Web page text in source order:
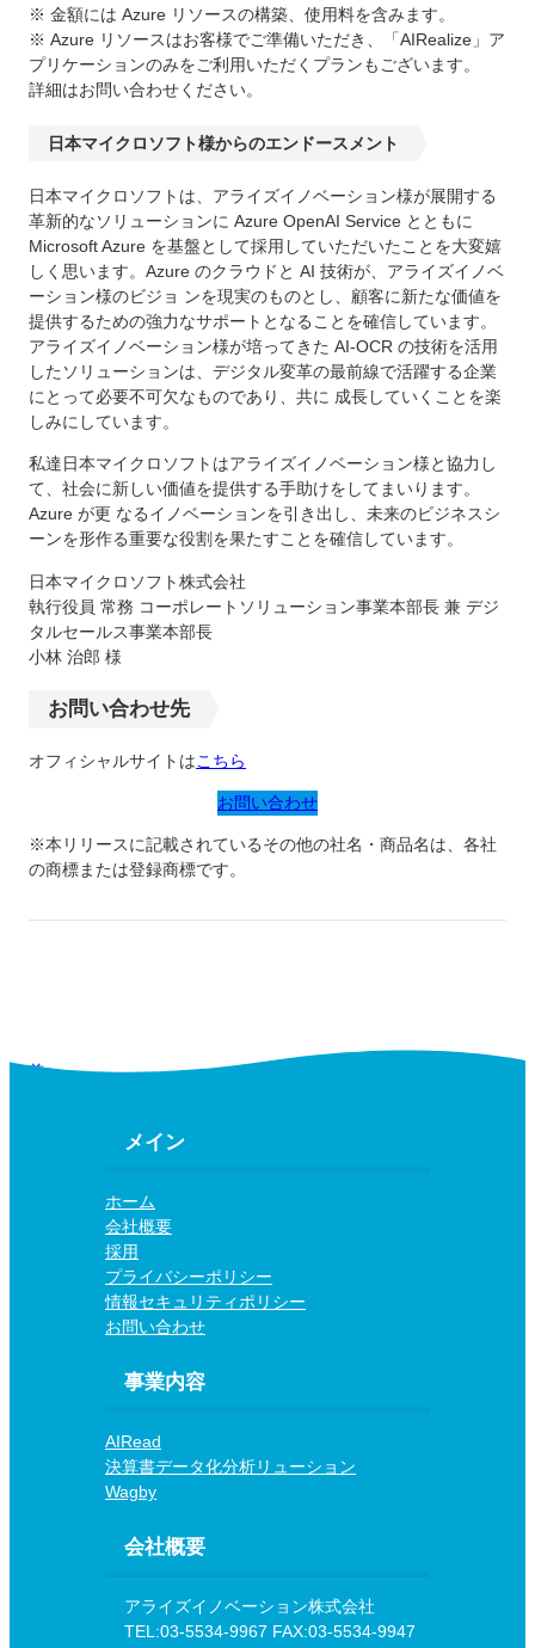
※ 金額には Azure リソースの構築、使用料を含みます。
※ Azure リソースはお客様でご準備いただき、「AIRealize」ア
プリケーションのみをご利用いただくプランもございます。
詳細はお問い合わせください。
日本マイクロソフト様からのエンドースメント
日本マイクロソフトは、アライズイノベーション様が展開する
革新的なソリューションに Azure OpenAI Service とともに
Microsoft Azure を基盤として採用していただいたことを大変嬉
しく思います。Azure のクラウドと AI 技術が、アライズイノベ
ーション様のビジョ ンを現実のものとし、顧客に新たな価値を
提供するための強力なサポートとなることを確信しています。
アライズイノベーション様が培ってきた AI-OCR の技術を活用
したソリューションは、デジタル変革の最前線で活躍する企業
にとって必要不可欠なものであり、共に 成長していくことを楽
しみにしています。
私達日本マイクロソフトはアライズイノベーション様と協力し
て、社会に新しい価値を提供する手助けをしてまいります。
Azure が更 なるイノベーションを引き出し、未来のビジネスシ
ーンを形作る重要な役割を果たすことを確信しています。
日本マイクロソフト株式会社
執行役員 常務 コーポレートソリューション事業本部長 兼 デジ
タルセールス事業本部長
小林 治郎 様
お問い合わせ先
オフィシャルサイトはこちら
お問い合わせ
※本リリースに記載されているその他の社名・商品名は、各社
の商標または登録商標です。
前へ
メイン
ホーム
会社概要
採用
プライバシーポリシー
情報セキュリティポリシー
お問い合わせ
事業内容
AIRead
決算書データ化分析リューション
Wagby
会社概要
アライズイノベーション株式会社
TEL:03-5534-9967 FAX:03-5534-9947